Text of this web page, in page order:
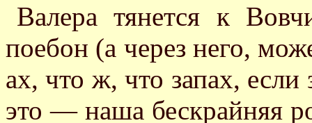
Валера тянется к
поебон (а через него,
ах, что ж, что запах, если
это — наша бескрайняя